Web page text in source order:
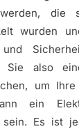
die
wurden
und
Sie also
um Ihre
ein
sein. Es ist